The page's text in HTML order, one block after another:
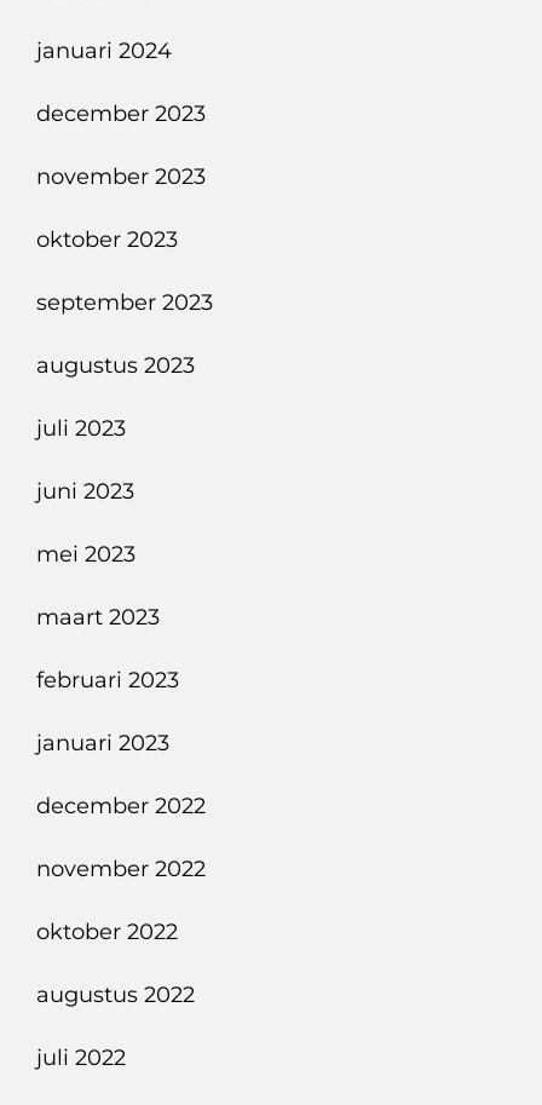
januari 2024
december 2023
november 2023
oktober 2023
september 2023
augustus 2023
juli 2023
juni 2023
mei 2023
maart 2023
februari 2023
januari 2023
december 2022
november 2022
oktober 2022
augustus 2022
juli 2022